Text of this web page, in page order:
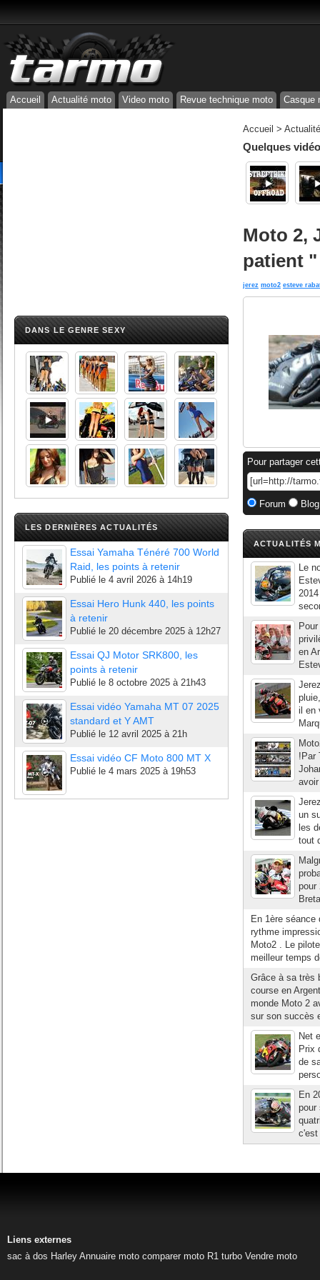
Accueil Actualité moto Video moto Revue technique moto Casque
DANS LE GENRE SEXY
LES DERNIÈRES ACTUALITÉS
Essai Yamaha Ténéré 700 World
Raid, les points à retenir
Publié le 4 avril 2026 à 14h19
Essai Hero Hunk 440, les points
à retenir
Publié le 20 décembre 2025 à 12h27
Essai QJ Motor SRK800, les
points à retenir
Publié le 8 octobre 2025 à 21h43
Essai vidéo Yamaha MT 07 2025
standard et Y AMT
Publié le 12 avril 2025 à 21h
Essai vidéo CF Moto 800 MT X
Publié le 4 mars 2025 à 19h53
Accueil >
Quelques
Moto 2,
patient "
jerez moto2 esteve
Pour partager
Forum
ACTUALITÉS
Le
en
il en
!Par
un
les
tout
pour
En 1ère
rythme
Moto2 . Le
meilleur temps
Grâce à sa très
course en
monde Moto 2
sur son succès
Net
Prix
de
En
pour
c'est
Liens externes
sac à dos Harley Annuaire moto comparer moto R1 turbo Vendre moto